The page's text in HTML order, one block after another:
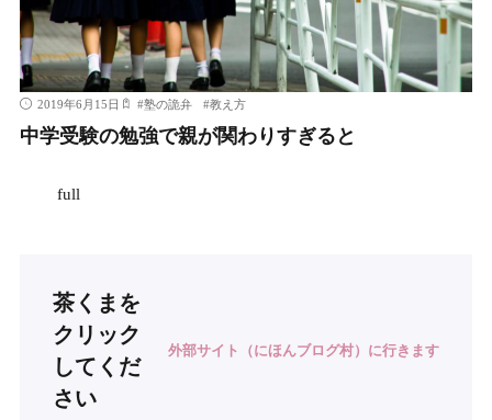
2019年6月15日 #塾の詭弁 #教え方
中学受験の勉強で親が関わりすぎると
full
茶くまを
クリック
してくだ
さい
外部サイト（にほんブログ村）に行きます